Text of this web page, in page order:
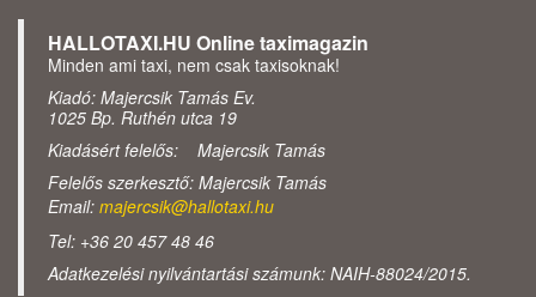
HALLOTAXI.HU Online taximagazin
Minden ami taxi, nem csak taxisoknak!
Kiadó: Majercsik Tamás Ev.
1025 Bp. Ruthén utca 19
Kiadásért felelős: Majercsik Tamás
Felelős szerkesztő: Majercsik Tamás
Email: majercsik@hallotaxi.hu
Tel: +36 20 457 48 46
Adatkezelési nyilvántartási számunk: NAIH-88024/2015.